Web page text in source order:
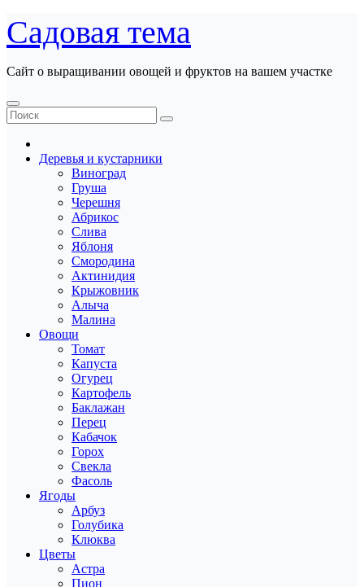
Перейти
к
содержанию
Садовая тема
Сайт о выращивании овощей и фруктов на вашем участке
Деревья и кустарники
Виноград
Груша
Черешня
Абрикос
Слива
Яблоня
Смородина
Актинидия
Крыжовник
Алыча
Малина
Овощи
Томат
Капуста
Огурец
Картофель
Баклажан
Перец
Кабачок
Горох
Свекла
Фасоль
Ягоды
Арбуз
Голубика
Клюква
Цветы
Астра
Пион